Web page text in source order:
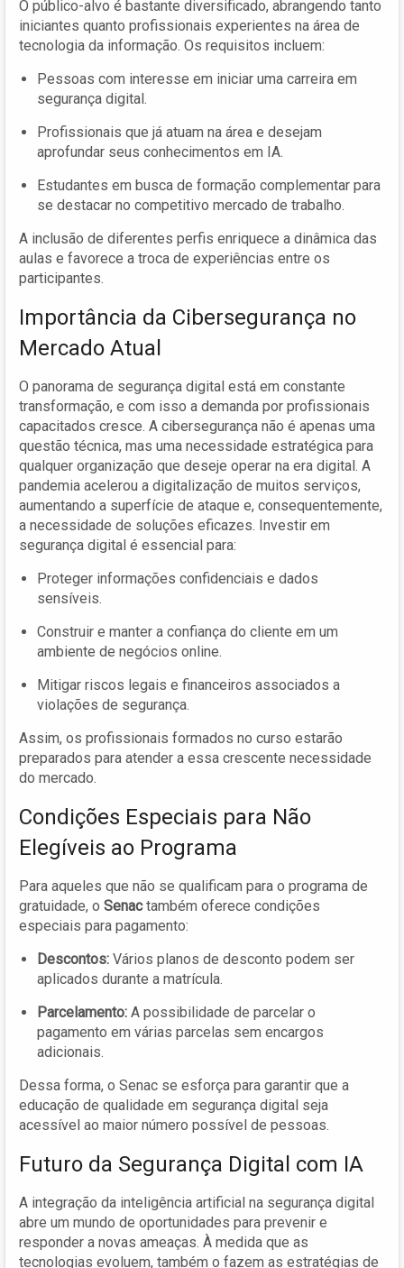
O público-alvo é bastante diversificado, abrangendo tanto
iniciantes quanto profissionais experientes na área de
tecnologia da informação. Os requisitos incluem:
Pessoas com interesse em iniciar uma carreira em
segurança digital.
Profissionais que já atuam na área e desejam
aprofundar seus conhecimentos em IA.
Estudantes em busca de formação complementar para
se destacar no competitivo mercado de trabalho.
A inclusão de diferentes perfis enriquece a dinâmica das
aulas e favorece a troca de experiências entre os
participantes.
Importância da Cibersegurança no
Mercado Atual
O panorama de segurança digital está em constante
transformação, e com isso a demanda por profissionais
capacitados cresce. A cibersegurança não é apenas uma
questão técnica, mas uma necessidade estratégica para
qualquer organização que deseje operar na era digital. A
pandemia acelerou a digitalização de muitos serviços,
aumentando a superfície de ataque e, consequentemente,
a necessidade de soluções eficazes. Investir em
segurança digital é essencial para:
Proteger informações confidenciais e dados
sensíveis.
Construir e manter a confiança do cliente em um
ambiente de negócios online.
Mitigar riscos legais e financeiros associados a
violações de segurança.
Assim, os profissionais formados no curso estarão
preparados para atender a essa crescente necessidade
do mercado.
Condições Especiais para Não
Elegíveis ao Programa
Para aqueles que não se qualificam para o programa de
gratuidade, o Senactambém oferece condições
especiais para pagamento:
Descontos: Vários planos de desconto podem ser
aplicados durante a matrícula.
Parcelamento: A possibilidade de parcelar o
pagamento em várias parcelas sem encargos
adicionais.
Dessa forma, o Senac se esforça para garantir que a
educação de qualidade em segurança digital seja
acessível ao maior número possível de pessoas.
Futuro da Segurança Digital com IA
A integração da inteligência artificial na segurança digital
abre um mundo de oportunidades para prevenir e
responder a novas ameaças. À medida que as
tecnologias evoluem, também o fazem as estratégias de